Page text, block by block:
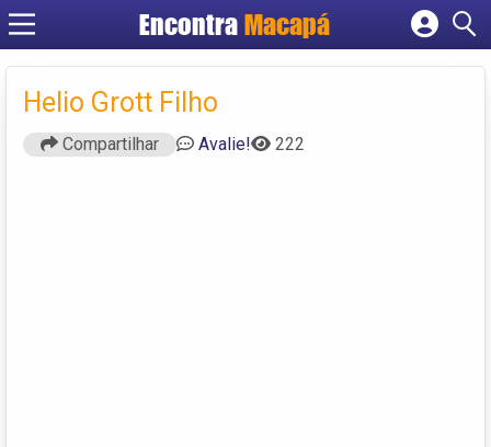
EncontraMacapá
Cadastrar empresa
Helio Grott Filho
Compartilhar Avalie! 222